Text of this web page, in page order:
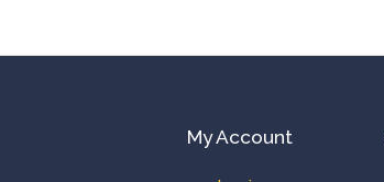
My Account